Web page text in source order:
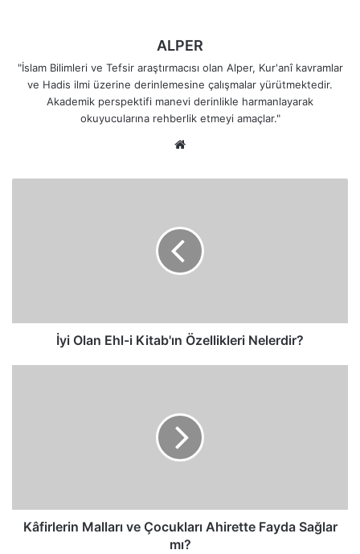
ALPER
"İslam Bilimleri ve Tefsir araştırmacısı olan Alper, Kur'anî kavramlar
ve Hadis ilmi üzerine derinlemesine çalışmalar yürütmektedir.
Akademik perspektifi manevi derinlikle harmanlayarak
okuyucularına rehberlik etmeyi amaçlar."
İyi Olan Ehl-i Kitab'ın Özellikleri Nelerdir?
Kâfirlerin Malları ve Çocukları Ahirette Fayda Sağlar
mı?